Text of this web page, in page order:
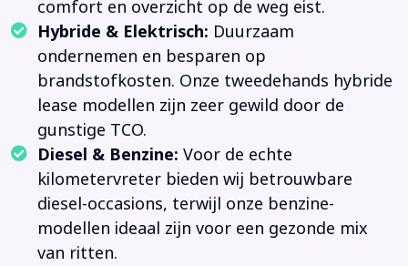
comfort en overzicht op de weg eist.
Hybride & Elektrisch: Duurzaam
ondernemen en besparen op
brandstofkosten. Onze tweedehands hybride
lease modellen zijn zeer gewild door de
gunstige TCO.
Diesel & Benzine: Voor de echte
kilometervreter bieden wij betrouwbare
diesel-occasions, terwijl onze benzine-
modellen ideaal zijn voor een gezonde mix
van ritten.